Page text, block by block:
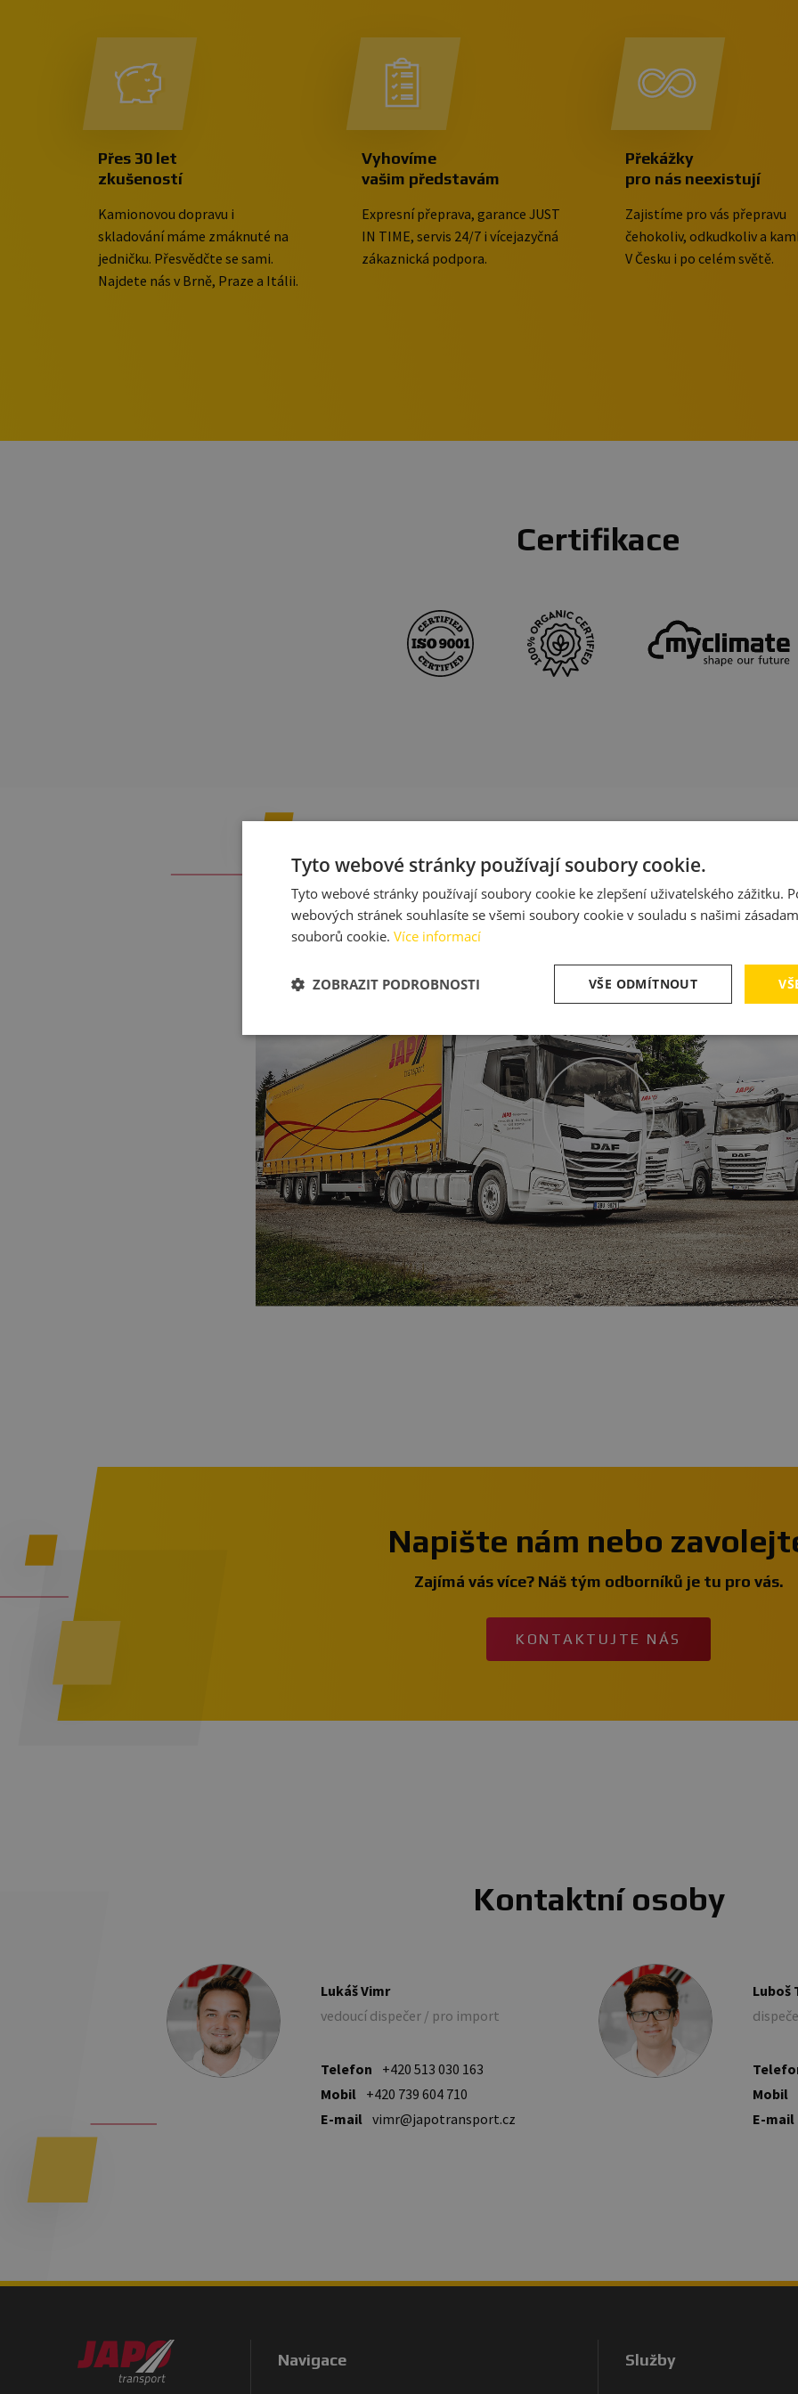
Přes 30 let
zkušeností
Kamionovou dopravu i
skladování máme zmáknuté na
jedničku. Přesvědčte se sami.
Najdete nás v Brně, Praze a Itálii.
Vyhovíme
vašim představám
Expresní přeprava, garance JUST
IN TIME, servis 24/7 i vícejazyčná
zákaznická podpora.
Překážky
pro nás neexistují
Zajistíme pro vás přepravu
čehokoliv, odkudkoliv a
V Česku i po celém světě.
Certifikace
Napište nám nebo
Zajímá vás více? Náš tým odborníků je tu pro vás.
KONTAKTUJTE NÁS
Kontaktní osoby
Lukáš Vimr
vedoucí dispečer / pro import
Telefon
+420 513 030 163
Mobil
+420 739 604 710
E-mail
vimr@japotransport.cz
Luboš
Mobil
E-mail
Navigace Služby
Tyto webové stránky používají soubory cookie.
Tyto webové stránky používají soubory cookie ke zlepšení uživatelského zážitku.
webových stránek souhlasíte se všemi soubory cookie v souladu s našimi
souborů cookie. Více informací
VŠE ODMÍTNOUT
ZOBRAZIT PODROBNOSTI